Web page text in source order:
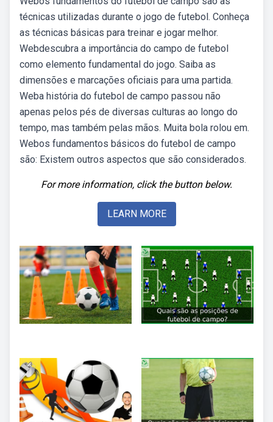
técnicas utilizadas durante o jogo de futebol. Conheça
as técnicas básicas para treinar e jogar melhor.
Webdescubra a importância do campo de futebol
como elemento fundamental do jogo. Saiba as
dimensões e marcações oficiais para uma partida.
Weba história do futebol de campo passou não
apenas pelos pés de diversas culturas ao longo do
tempo, mas também pelas mãos. Muita bola rolou em.
Webos fundamentos básicos do futebol de campo
são: Existem outros aspectos que são considerados.
For more information, click the button below.
LEARN MORE